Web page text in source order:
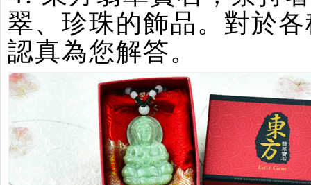
翠、珍珠的飾品。對於
認真為您解答。